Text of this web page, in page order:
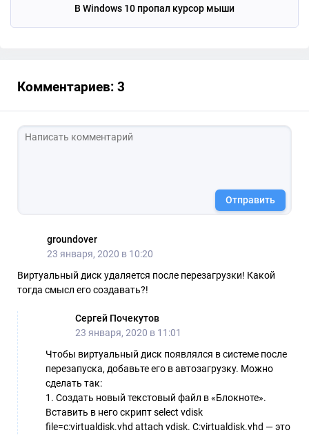
В Windows 10 пропал курсор мыши
Комментариев: 3
Отправить
groundover
23 января, 2020 в 10:20
Виртуальный диск удаляется после перезагрузки! Какой
тогда смысл его создавать?!
Сергей Почекутов
23 января, 2020 в 11:01
Чтобы виртуальный диск появлялся в системе после
перезапуска, добавьте его в автозагрузку. Можно
сделать так:
1. Создать новый текстовый файл в «Блокноте».
Вставить в него скрипт select vdisk
file=c:virtualdisk.vhd attach vdisk. С:virtualdisk.vhd — это